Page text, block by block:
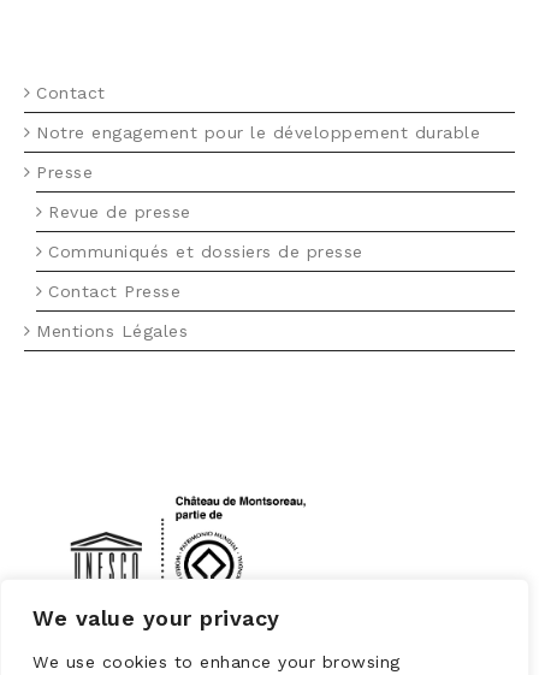
We value your privacy
We use cookies to enhance your browsing
Contact
Notre engagement pour le développement durable
Presse
Revue de presse
Communiqués et dossiers de presse
Contact Presse
Mentions Légales